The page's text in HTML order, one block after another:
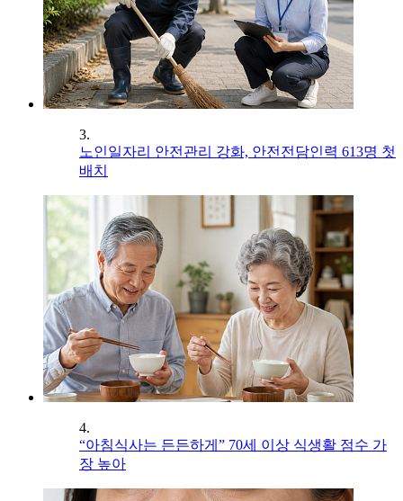
3.
노인일자리 안전관리 강화, 안전전담인력 613명 첫
배치
4.
“아침식사는 든든하게” 70세 이상 식생활 점수 가
장 높아